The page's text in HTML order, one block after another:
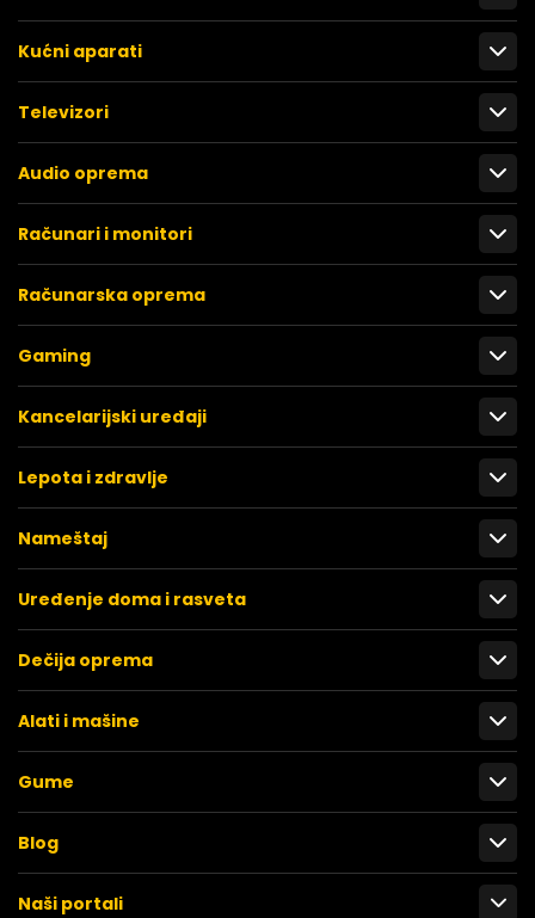
Kućni aparati
Televizori
Audio oprema
Računari i monitori
Računarska oprema
Gaming
Kancelarijski uređaji
Lepota i zdravlje
Nameštaj
Uređenje doma i rasveta
Dečija oprema
Alati i mašine
Gume
Blog
Naši portali